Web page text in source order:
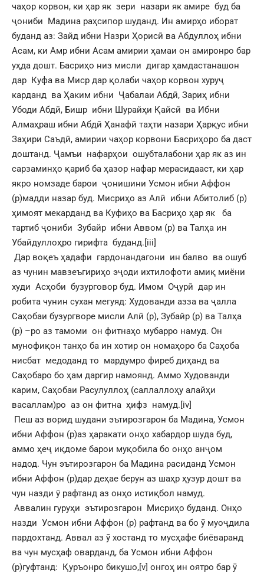
чаҳор корвон, ки ҳар як зери назари як амире буд ба
ҷониби Мадина раҳсипор шуданд. Ин амирҳо иборат
буданд аз: Зайд ибни Назри Ҳорисӣ ва Абдуллоҳ ибни
Асам, ки Амр ибни Асам амирии ҳамаи он амиронро бар
уҳда дошт. Басриҳо низ мисли дигар ҳамдастанашон
дар Куфа ва Миср дар қолаби чаҳор корвон хуруҷ
карданд ва Ҳаким ибни Ҷабалаи Абдӣ, Зариҳ ибни
Убоди Абдӣ, Бишр ибни Шурайҳи Қайсӣ ва Ибни
Алмаҳраш ибни Абдӣ Ҳанафӣ таҳти назари Ҳарқус ибни
Заҳири Саъдӣ, амирии чаҳор корвони Басриҳоро ба даст
доштанд. Ҷамъи нафарҳои ошубталабони ҳар як аз ин
сарзаминҳо қариб ба ҳазор нафар мерасидааст, ки ҳар
якро номзаде барои ҷонишини Усмон ибни Аффон
(р)мадди назар буд. Мисриҳо аз Алӣ ибни Абитолиб (р)
ҳимоят мекарданд ва Куфиҳо ва Басриҳо ҳар як ба
тартиб ҷониби Зубайр ибни Аввом (р) ва Талҳа ин
Убайдуллоҳро гирифта буданд.[iii]
Дар воқеъ ҳадафи гардонандагони ин балво ва ошуб
аз чунин мавзеъгириҳо эҷоди ихтилофоти амиқ миёни
худи Асҳоби бузурговор буд. Имом Оҷурӣ дар ин
робита чунин сухан мегуяд: Худованди азза ва ҷалла
Саҳобаи бузургворе мисли Алӣ (р), Зубайр (р) ва Талҳа
(р) –ро аз тамоми он фитнаҳо мубарро намуд. Он
мунофиқон танҳо ба ин хотир он номаҳоро ба Саҳоба
нисбат медоданд то мардумро фиреб диҳанд ва
Саҳобаро бо ҳам даргир намоянд. Аммо Худованди
карим, Саҳобаи Расулуллоҳ (саллаллоҳу алайҳи
васаллам)ро аз он фитна ҳифз намуд.[iv]
Пеш аз ворид шудани эътирозгарон ба Мадина, Усмон
ибни Аффон (р)аз ҳаракати онҳо хабардор шуда буд,
аммо ҳеҷ иқдоме барои муқобила бо онҳо анҷом
надод. Чун эътирозгарон ба Мадина расиданд Усмон
ибни Аффон (р)дар деҳае берун аз шаҳр ҳузур дошт ва
чун назди ӯ рафтанд аз онҳо истиқбол намуд.
Аввалин гуруҳи эътирозгарон Мисриҳо буданд. Онҳо
назди Усмон ибни Аффон (р) рафтанд ва бо ӯ муоҷдила
пардохтанд. Аввал аз ӯ хостанд то мусҳафе биёваранд
ва чун мусҳаф оварданд, ба Усмон ибни Аффон
(р)гуфтанд: Қуръонро бикушо,[v] онгоҳ ин оятро бар ӯ